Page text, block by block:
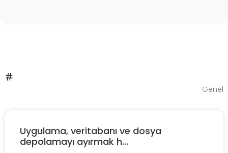
Genel
Uygulama, veritabanı ve dosya
depolamayı ayırmak h...